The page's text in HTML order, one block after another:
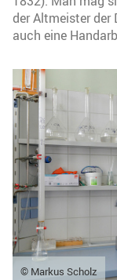
der Altmeister der
auch eine
© Markus Scholz